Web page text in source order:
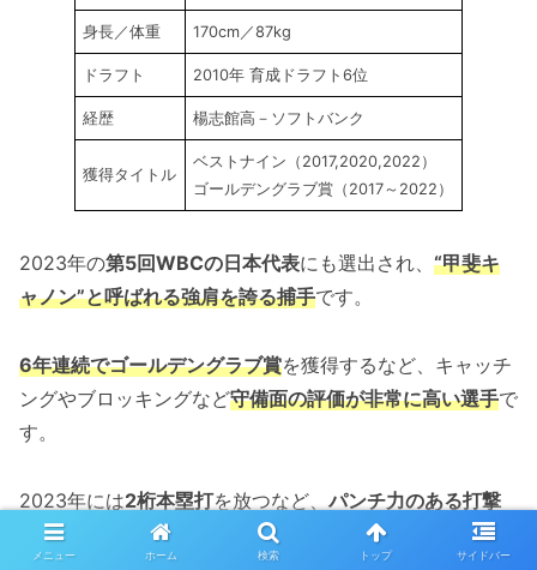
身長／体重 170cm／87kg
ドラフト 2010年 育成ドラフト6位
経歴 楊志館高－ソフトバンク
獲得タイトル
ベストナイン（2017,2020,2022）
ゴールデングラブ賞（2017～2022）
2023年の第5回WBCの日本代表にも選出され、 “甲斐キ
ャノン”と呼ばれる強肩を誇る捕手です。
6年連続でゴールデングラブ賞を獲得するなど、キャッチ
ングやブロッキングなど守備面の評価が非常に高い選手で
す。
2023年には2桁本塁打を放つなど、パンチ力のある打撃
も持ち味です。
メニュー ホーム 検索 トップ サイドバー